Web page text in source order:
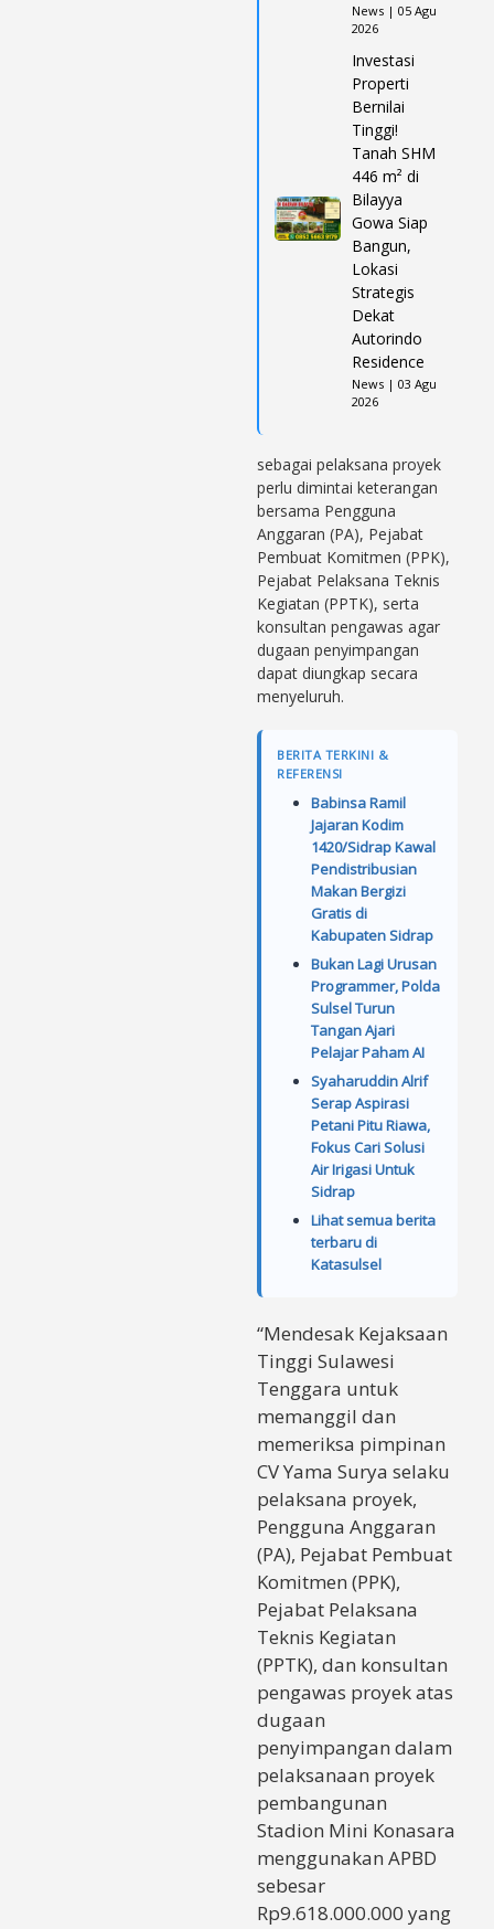
News | 05 Agu
2026
Investasi
Properti
Bernilai
Tinggi!
Tanah SHM
446 m² di
Bilayya
Gowa Siap
Bangun,
Lokasi
Strategis
Dekat
Autorindo
Residence
News | 03 Agu
2026
sebagai pelaksana proyek
perlu dimintai keterangan
bersama Pengguna
Anggaran (PA), Pejabat
Pembuat Komitmen (PPK),
Pejabat Pelaksana Teknis
Kegiatan (PPTK), serta
konsultan pengawas agar
dugaan penyimpangan
dapat diungkap secara
menyeluruh.
BERITA TERKINI &
REFERENSI
Babinsa Ramil
Jajaran Kodim
1420/Sidrap Kawal
Pendistribusian
Makan Bergizi
Gratis di
Kabupaten Sidrap
Bukan Lagi Urusan
Programmer, Polda
Sulsel Turun
Tangan Ajari
Pelajar Paham AI
Syaharuddin Alrif
Serap Aspirasi
Petani Pitu Riawa,
Fokus Cari Solusi
Air Irigasi Untuk
Sidrap
Lihat semua berita
terbaru di
Katasulsel
“Mendesak Kejaksaan
Tinggi Sulawesi
Tenggara untuk
memanggil dan
memeriksa pimpinan
CV Yama Surya selaku
pelaksana proyek,
Pengguna Anggaran
(PA), Pejabat Pembuat
Komitmen (PPK),
Pejabat Pelaksana
Teknis Kegiatan
(PPTK), dan konsultan
pengawas proyek atas
dugaan
penyimpangan dalam
pelaksanaan proyek
pembangunan
Stadion Mini Konasara
menggunakan APBD
sebesar
Rp9.618.000.000 yang